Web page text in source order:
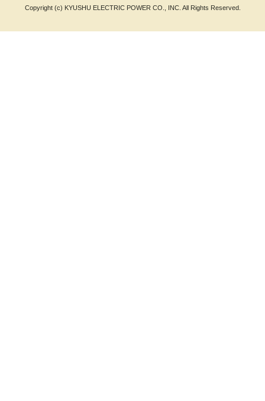
Copyright (c) KYUSHU ELECTRIC POWER CO., INC. All Rights Reserved.